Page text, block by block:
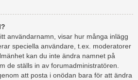
användarnamn, visar hur många inlägg
speciella användare, t.ex. moderatorer
kan du inte ändra namnet på
de ställs in av forumadministratören.
att posta i onödan bara för att ändra